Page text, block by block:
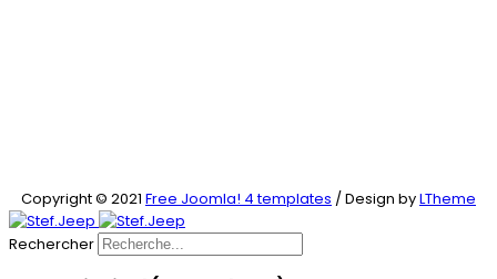
Copyright © 2021 Free Joomla! 4 templates / Design byLTheme
Rechercher